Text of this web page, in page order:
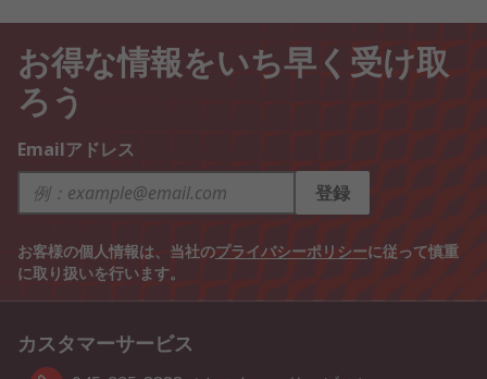
お得な情報をいち早く受け取
ろう
Emailアドレス
登録
お客様の個人情報は、当社のプライバシーポリシーに従って慎重
に取り扱いを行います。
カスタマーサービス